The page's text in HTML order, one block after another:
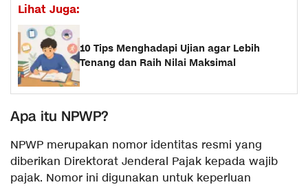
Lihat Juga:
10 Tips Menghadapi Ujian agar Lebih
Tenang dan Raih Nilai Maksimal
Apa itu NPWP?
NPWP merupakan nomor identitas resmi yang
diberikan Direktorat Jenderal Pajak kepada wajib
pajak. Nomor ini digunakan untuk keperluan